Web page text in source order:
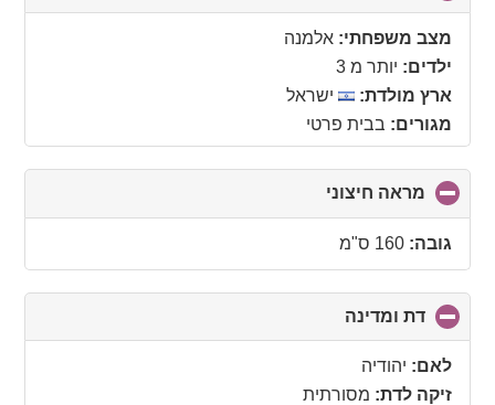
to
collapse
מצב משפחתי: אלמנה
ילדים: יותר מ 3
ארץ מולדת:
ישראל
מגורים: בבית פרטי
מראה חיצוני
to
גובה: 160 ס"מ
דת ומדינה
to
לאם: יהודיה
זיקה לדת: מסורתית